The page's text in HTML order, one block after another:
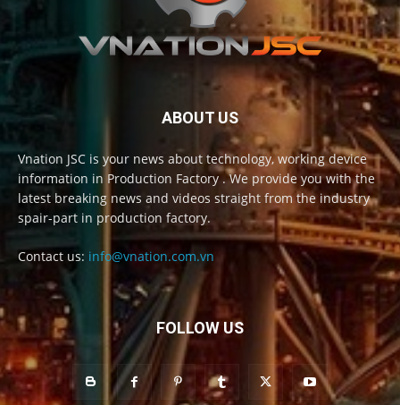
ABOUT US
Vnation JSC is your news about technology, working device
information in Production Factory . We provide you with the
latest breaking news and videos straight from the industry
spair-part in production factory.
Contact us: info@vnation.com.vn
FOLLOW US